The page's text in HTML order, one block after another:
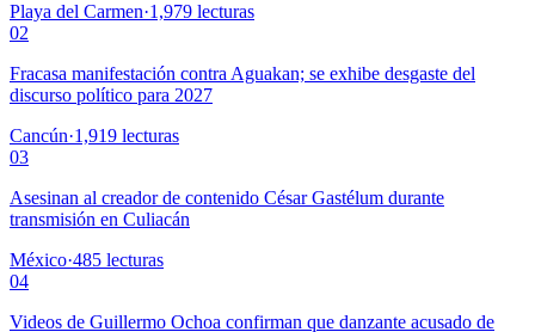
Playa del Carmen·1,979 lecturas
02
Fracasa manifestación contra Aguakan; se exhibe desgaste del
discurso político para 2027
Cancún·1,919 lecturas
03
Asesinan al creador de contenido César Gastélum durante
transmisión en Culiacán
México·485 lecturas
04
Videos de Guillermo Ochoa confirman que danzante acusado de